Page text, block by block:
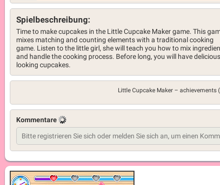
Spielbeschreibung:
Time to make cupcakes in the Little Cupcake Maker game. This
mixes matching and counting elements with a traditional cooking
game. Listen to the little girl, she will teach you how to mix
and handle the cooking process. Before long, you will have delicious
looking cupcakes.
Little Cupcake Maker – achievements
Kommentare